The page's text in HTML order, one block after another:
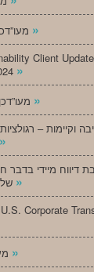
»
Client
»
»
וקיימות –
»
דיווח מיידי בדבר
»
Corporate
»